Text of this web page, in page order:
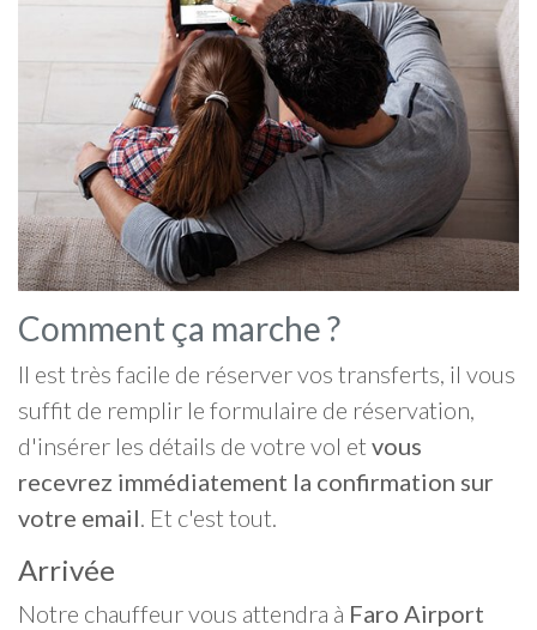
Comment ça marche ?
Il est très facile de réserver vos transferts, il vous
suffit de remplir le formulaire de réservation,
d'insérer les détails de votre vol et vous
recevrez immédiatement la confirmation sur
votre email. Et c'est tout.
Arrivée
Notre chauffeur vous attendra à Faro Airport